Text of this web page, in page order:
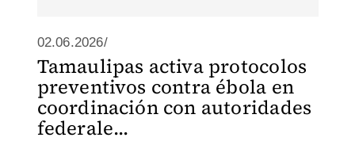
02.06.2026/
Tamaulipas activa protocolos
preventivos contra ébola en
coordinación con autoridades
federale...